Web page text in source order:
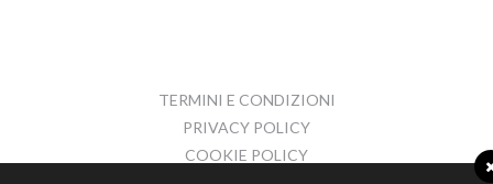
TERMINI E CONDIZIONI
PRIVACY POLICY
COOKIE POLICY